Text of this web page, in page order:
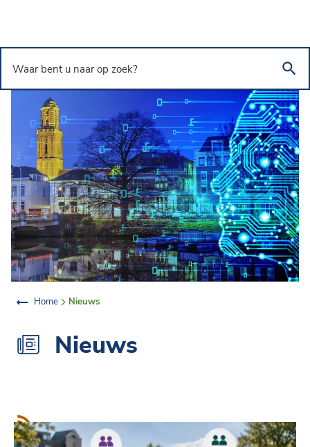
Home Nieuws
Nieuws
RSS-feed, opent in een nieuw browsertabblad